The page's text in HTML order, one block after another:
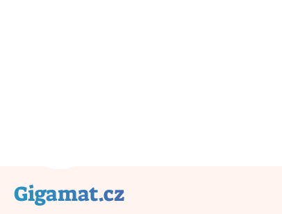
Gigamat.cz